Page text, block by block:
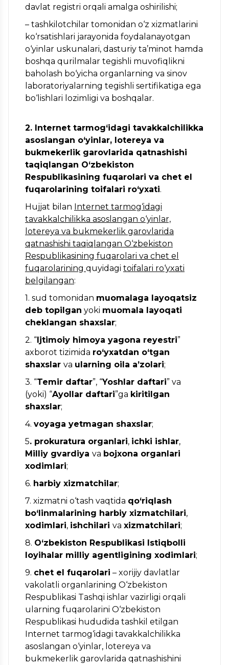
davlat registri orqali amalga oshirilishi;
– tashkilotchilar tomonidan o‘z xizmatlarini
ko‘rsatishlari jarayonida foydalanayotgan
o‘yinlar uskunalari, dasturiy ta’minot hamda
boshqa qurilmalar tegishli muvofiqlikni
baholash bo‘yicha organlarning va sinov
laboratoriyalarning tegishli sertifikatiga ega
bo‘lishlari lozimligi va boshqalar.
2. Internet tarmog‘idagi tavakkalchilikka
asoslangan o‘yinlar, lotereya va
bukmekerlik garovlarida qatnashishi
taqiqlangan O‘zbekiston
Respublikasining fuqarolari va chet el
fuqarolarining toifalari ro‘yxati.
Hujjat bilan Internet tarmog‘idagi
tavakkalchilikka asoslangan o‘yinlar,
lotereya va bukmekerlik garovlarida
qatnashishi taqiqlangan O‘zbekiston
Respublikasining fuqarolari va chet el
fuqarolarining quyidagi toifalari ro‘yxati
belgilangan:
1. sud tomonidan muomalaga layoqatsiz
deb topilgan yoki muomala layoqati
cheklangan shaxslar;
2. “Ijtimoiy himoya yagona reyestri”
axborot tizimida ro‘yxatdan o‘tgan
shaxslar va ularning oila a’zolari;
3. “Temir daftar”, “Yoshlar daftari” va
(yoki) “Ayollar daftari”ga kiritilgan
shaxslar;
4. voyaga yetmagan shaxslar;
5. prokuratura organlari, ichki ishlar,
Milliy gvardiya va bojxona organlari
xodimlari;
6. harbiy xizmatchilar;
7. xizmatni o‘tash vaqtida qo‘riqlash
bo‘linmalarining harbiy xizmatchilari,
xodimlari, ishchilari va xizmatchilari;
8. O‘zbekiston Respublikasi Istiqbolli
loyihalar milliy agentligining xodimlari;
9. chet el fuqarolari – xorijiy davlatlar
vakolatli organlarining O‘zbekiston
Respublikasi Tashqi ishlar vazirligi orqali
ularning fuqarolarini O‘zbekiston
Respublikasi hududida tashkil etilgan
Internet tarmog‘idagi tavakkalchilikka
asoslangan o‘yinlar, lotereya va
bukmekerlik garovlarida qatnashishini